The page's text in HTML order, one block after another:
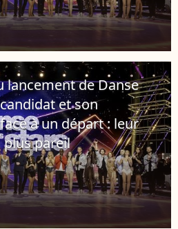
lancement de Danse
et son
à un départ : leur
pareil